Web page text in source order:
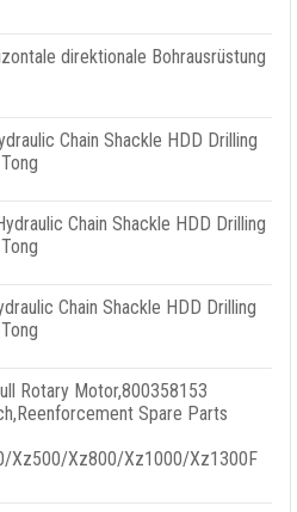
direktionale Bohrausrüstung
Chain Shackle HDD Drilling
Chain Shackle HDD Drilling
Chain Shackle HDD Drilling
Rotary Motor,800358153
, Reenforcement Spare Parts
Xz500/Xz800/Xz1000/Xz1300F